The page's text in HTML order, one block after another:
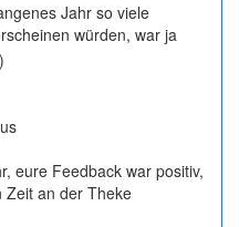
Jahr so viele
würden, war ja
eure Feedback war positiv,
Zeit an der Theke